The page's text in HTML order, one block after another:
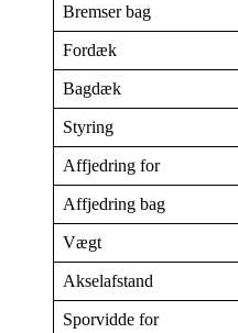
Bremser bag
Fordæk
Bagdæk
Styring
Affjedring for
Affjedring bag
Vægt
Akselafstand
Sporvidde for